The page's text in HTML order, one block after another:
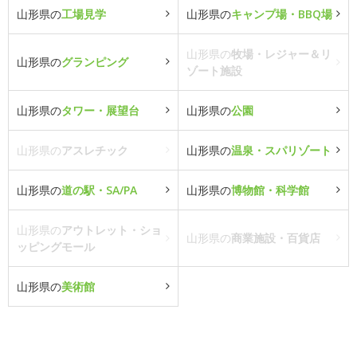
山形県の工場見学 山形県のキャンプ場・BBQ場
山形県のグランピング
山形県の牧場・レジャー＆リ
ゾート施設
山形県のタワー・展望台 山形県の公園
山形県のアスレチック 山形県の温泉・スパリゾート
山形県の道の駅・SA/PA 山形県の博物館・科学館
山形県のアウトレット・ショ
ッピングモール
山形県の商業施設・百貨店
山形県の美術館